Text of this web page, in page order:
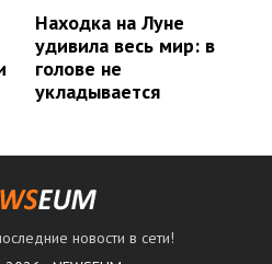
Находка на Луне
удивила весь мир: в
голове не
укладывается
новости в сети!